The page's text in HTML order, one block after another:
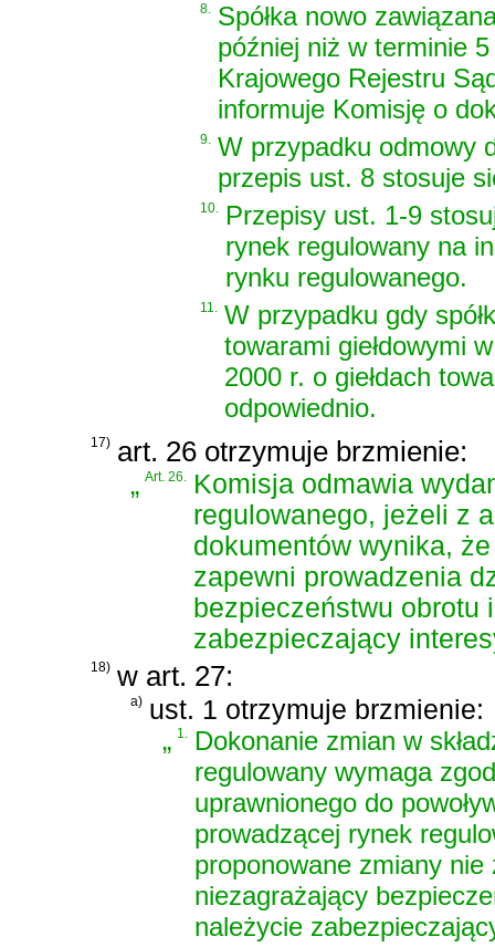
8. Spółka nowo
później niż w terminie
Krajowego Rejestru
informuje Komisję o
9. W przypadku odmowy
przepis ust. 8 stosuje
10. Przepisy ust. 1-9
rynek regulowany na
rynku regulowanego.
11. W przypadku gdy
towarami giełdowymi
2000 r. o giełdach
odpowiednio.
17) art. 26 otrzymuje brzmienie:
„Art. 26. Komisja odmawia
regulowanego, jeżeli z
dokumentów wynika,
zapewni prowadzenia
bezpieczeństwu obrotu
zabezpieczający
18) w art. 27:
a) ust. 1 otrzymuje brzmienie:
„1.
Dokonanie zmian w
regulowany wymaga
uprawnionego do
prowadzącej rynek
proponowane zmiany nie
niezagrażający
należycie